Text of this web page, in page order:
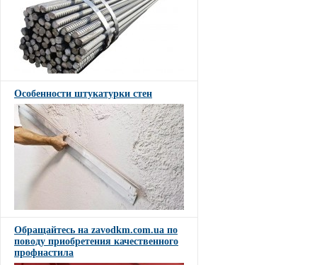
Особенности штукатурки стен
Обращайтесь на zavodkm.com.ua по
поводу приобретения качественного
профнастила